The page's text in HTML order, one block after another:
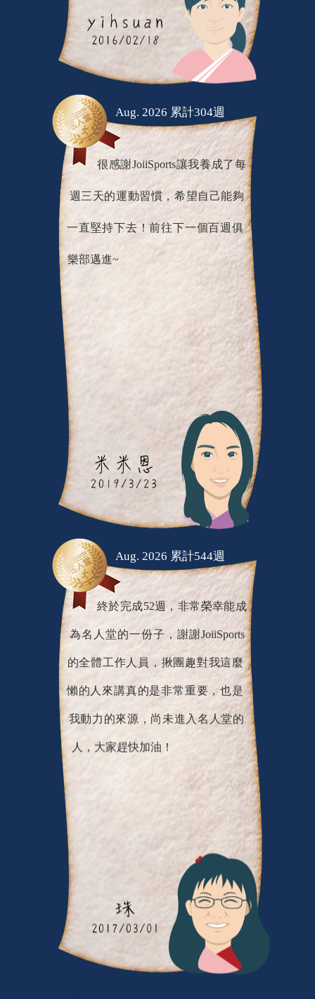
Aug. 2026 累計304週
很感謝JoiiSports讓我養成了每
週三天的運動習慣，希望自己能夠
一直堅持下去！前往下一個百週俱
樂部邁進~
Aug. 2026 累計544週
終於完成52週，非常榮幸能成
為名人堂的一份子，謝謝JoiiSports
的全體工作人員，揪團趣對我這麼
懶的人來講真的是非常重要，也是
我動力的來源，尚未進入名人堂的